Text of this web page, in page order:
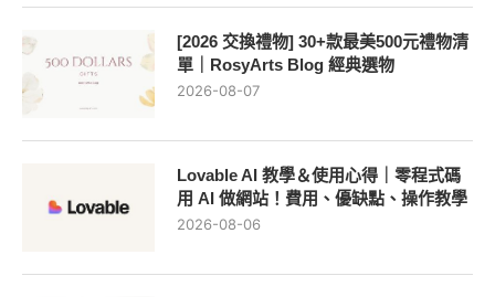
[2026 交換禮物] 30+款最美500元禮物清
單｜RosyArts Blog 經典選物
2026-08-07
Lovable AI 教學＆使用心得｜零程式碼
用 AI 做網站！費用、優缺點、操作教學
2026-08-06